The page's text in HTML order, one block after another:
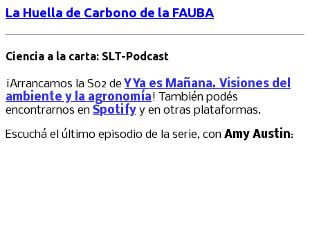
La Huella de Carbono de la FAUBA
Ciencia a la carta: SLT-Podcast
¡Arrancamos la S02 deY Ya es Mañana. Visiones del
ambiente y la agronomía! También podés
encontrarnos en Spotify y en otras plataformas.
Escuchá el último episodio de la serie, con Amy Austin: